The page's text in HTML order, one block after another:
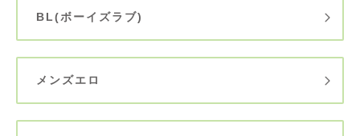
BL(ボーイズラブ)
メンズエロ